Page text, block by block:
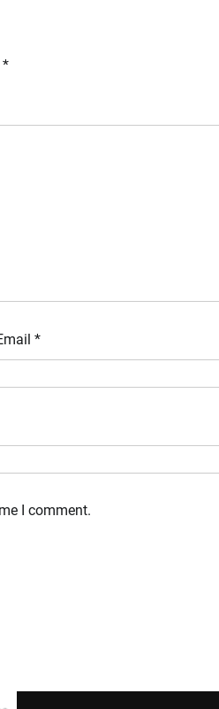
*
*
I comment.